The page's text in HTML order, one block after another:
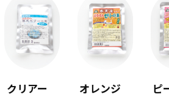
クリアー
オレンジ
ピ